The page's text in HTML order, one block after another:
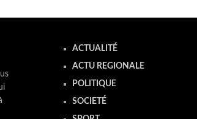
ACTUALITÉ
ACTU REGIONALE
POLITIQUE
SOCIETÉ